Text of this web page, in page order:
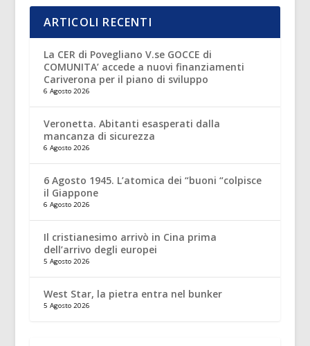
ARTICOLI RECENTI
La CER di Povegliano V.se GOCCE di
COMUNITA’ accede a nuovi finanziamenti
Cariverona per il piano di sviluppo
6 Agosto 2026
Veronetta. Abitanti esasperati dalla
mancanza di sicurezza
6 Agosto 2026
6 Agosto 1945. L’atomica dei “buoni “colpisce
il Giappone
6 Agosto 2026
Il cristianesimo arrivò in Cina prima
dell’arrivo degli europei
5 Agosto 2026
West Star, la pietra entra nel bunker
5 Agosto 2026